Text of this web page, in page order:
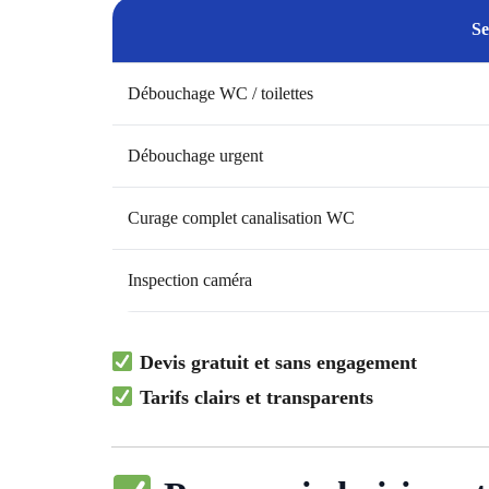
Débouchage WC / toilettes
Débouchage urgent
Curage complet canalisation WC
Inspection caméra
Devis gratuit et sans engagement
Tarifs clairs et transparents